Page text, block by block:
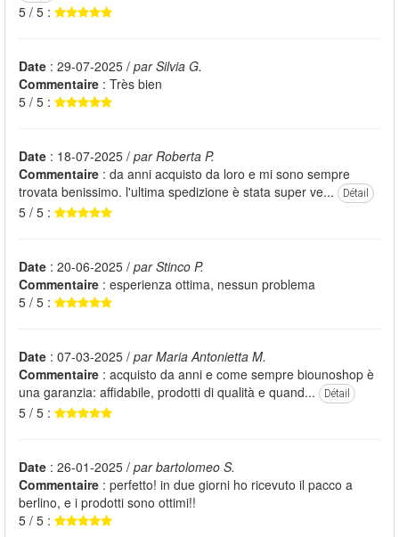
5 / 5 :
Date : 29-07-2025 / par Silvia G.
Commentaire : Très bien
5 / 5 :
Date : 18-07-2025 / par Roberta P.
Commentaire : da anni acquisto da loro e mi sono sempre
trovata benissimo. l'ultima spedizione è stata super ve...
Détail
5 / 5 :
Date : 20-06-2025 / par Stinco P.
Commentaire : esperienza ottima, nessun problema
5 / 5 :
Date : 07-03-2025 / par Maria Antonietta M.
Commentaire : acquisto da anni e come sempre biounoshop è
una garanzia: affidabile, prodotti di qualità e quand...
Détail
5 / 5 :
Date : 26-01-2025 / par bartolomeo S.
Commentaire : perfetto! in due giorni ho ricevuto il pacco a
berlino, e i prodotti sono ottimi!!
5 / 5 :